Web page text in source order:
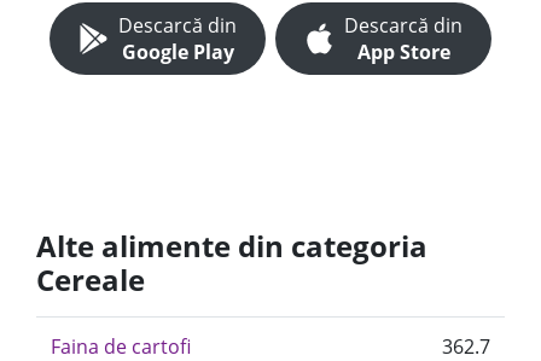
Descarcă din
Google Play
Descarcă din
App Store
Alte alimente din categoria
Cereale
Faina de cartofi
362.7